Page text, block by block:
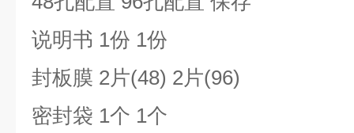
说明书 1份 1份
封板膜 2片(48) 2片(96)
密封袋 1个 1个